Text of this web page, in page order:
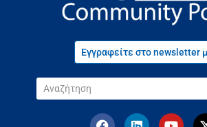
Εγγραφείτε στο newsletter